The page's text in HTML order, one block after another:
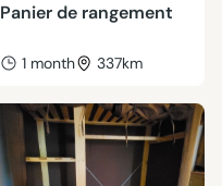
Panier de rangement
1 month 337km